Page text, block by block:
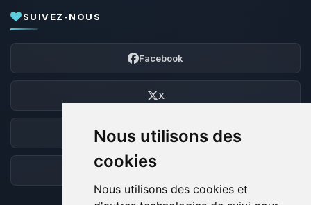
Nous utilisons des
cookies
Nous utilisons des cookies et
SUIVEZ-NOUS
Facebook
X
Discord
Forum